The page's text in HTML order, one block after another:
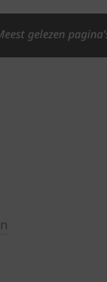
gelezen